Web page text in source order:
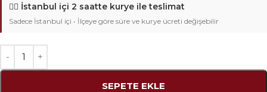
🚴‍♂️ İstanbul içi 2 saatte kurye ile teslimat
Sadece İstanbul içi • İlçeye göre süre ve kurye ücreti değişebilir
SEPETE EKLE